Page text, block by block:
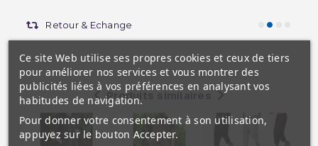
Retour & Echange
Produits similaires
Ce site Web utilise ses propres cookies et ceux de tiers
pour améliorer nos services et vous montrer des
publicités liées à vos préférences en analysant vos
habitudes de navigation.
Pour donner votre consentement à son utilisation,
appuyez sur le bouton Accepter.